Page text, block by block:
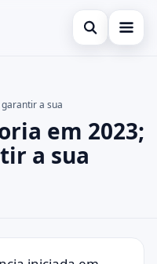
Abrir busca
ESC para fechar.
a sua
em 2023;
a sua